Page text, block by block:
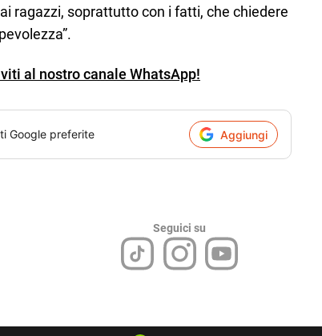
ragazzi, soprattutto con i fatti, che chiedere
al nostro canale WhatsApp!
Google preferite Aggiungi
Seguici su